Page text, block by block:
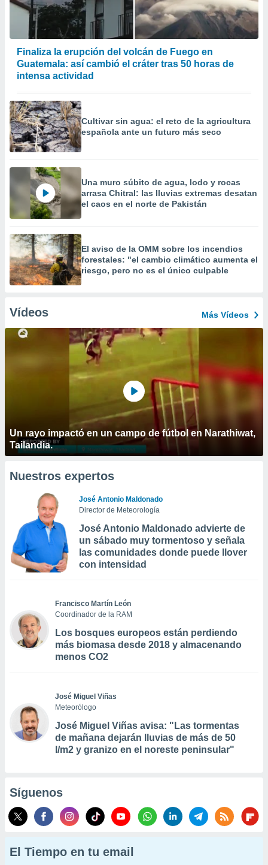
Finaliza la erupción del volcán de Fuego en
Guatemala: así cambió el cráter tras 50 horas de
intensa actividad
Cultivar sin agua: el reto de la agricultura
española ante un futuro más seco
Una muro súbito de agua, lodo y rocas
arrasa Chitral: las lluvias extremas desatan
el caos en el norte de Pakistán
El aviso de la OMM sobre los incendios
forestales: "el cambio climático aumenta el
riesgo, pero no es el único culpable
Vídeos Más Vídeos
Un rayo impactó en un campo de fútbol en Narathiwat,
Tailandia.
Nuestros expertos
José Antonio Maldonado
Director de Meteorología
José Antonio Maldonado advierte de
un sábado muy tormentoso y señala
las comunidades donde puede llover
con intensidad
Francisco Martín León
Coordinador de la RAM
Los bosques europeos están perdiendo
más biomasa desde 2018 y almacenando
menos CO2
José Miguel Viñas
Meteorólogo
José Miguel Viñas avisa: "Las tormentas
de mañana dejarán lluvias de más de 50
l/m2 y granizo en el noreste peninsular"
Síguenos
El Tiempo en tu email